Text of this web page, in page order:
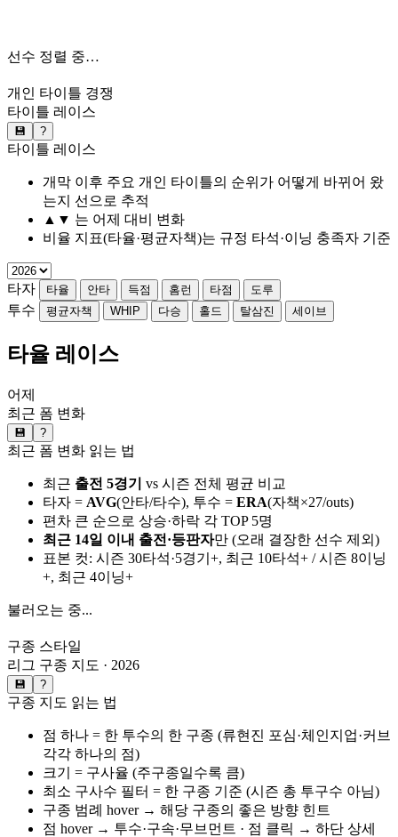
선수 정렬 중…
개인 타이틀 경쟁
타이틀 레이스
💾 ?
타이틀 레이스
개막 이후 주요 개인 타이틀의 순위가 어떻게 바뀌어 왔
는지 선으로 추적
▲▼ 는 어제 대비 변화
비율 지표(타율·평균자책)는 규정 타석·이닝 충족자 기준
타자 타율 안타 득점 홈런 타점 도루
투수 평균자책 WHIP 다승 홀드 탈삼진 세이브
타율 레이스
어제
최근 폼 변화
💾 ?
최근 폼 변화 읽는 법
최근 출전 5경기 vs 시즌 전체 평균 비교
타자 = AVG(안타/타수), 투수 = ERA(자책×27/outs)
편차 큰 순으로 상승·하락 각 TOP 5명
최근 14일 이내 출전·등판자만 (오래 결장한 선수 제외)
표본 컷: 시즌 30타석·5경기+, 최근 10타석+ / 시즌 8이닝
+, 최근 4이닝+
불러오는 중...
구종 스타일
리그 구종 지도 · 2026
💾 ?
구종 지도 읽는 법
점 하나 = 한 투수의 한 구종 (류현진 포심·체인지업·커브
각각 하나의 점)
크기 = 구사율 (주구종일수록 큼)
최소 구사수 필터 = 한 구종 기준 (시즌 총 투구수 아님)
구종 범례 hover → 해당 구종의 좋은 방향 힌트
점 hover → 투수·구속·무브먼트 · 점 클릭 → 하단 상세